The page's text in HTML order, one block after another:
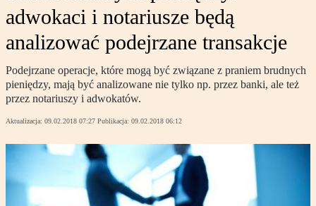
adwokaci i notariusze będą
analizować podejrzane transakcje
Podejrzane operacje, które mogą być związane z praniem brudnych
pieniędzy, mają być analizowane nie tylko np. przez banki, ale też
przez notariuszy i adwokatów.
Aktualizacja: 09.02.2018 07:27 Publikacja: 09.02.2018 06:12